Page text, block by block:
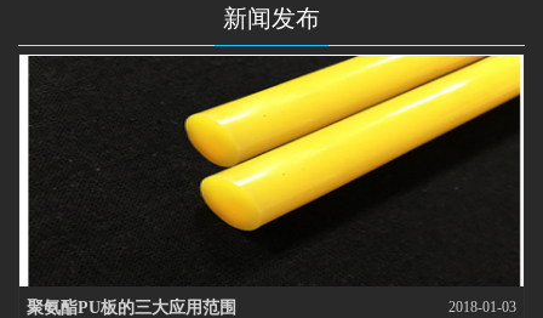
新闻发布
聚氨酯PU板的三大应用范围 2018-01-03